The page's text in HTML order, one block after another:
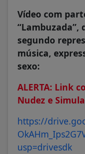
Vídeo com
segundo
música,
sexo:
ALERTA: Link
Nudez e
https://
usp=drivesdk